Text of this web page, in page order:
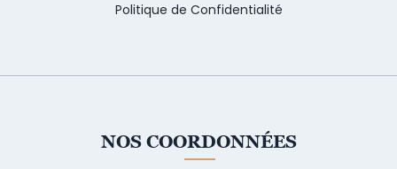
Politique de Confidentialité
NOS COORDONNÉES